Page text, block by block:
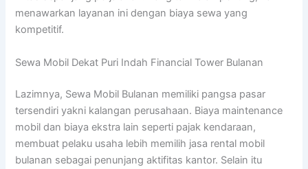
menawarkan layanan ini dengan biaya sewa yang
kompetitif.
Sewa Mobil Dekat Puri Indah Financial Tower Bulanan
Lazimnya, Sewa Mobil Bulanan memiliki pangsa pasar
tersendiri yakni kalangan perusahaan. Biaya maintenance
mobil dan biaya ekstra lain seperti pajak kendaraan,
membuat pelaku usaha lebih memilih jasa rental mobil
bulanan sebagai penunjang aktifitas kantor. Selain itu